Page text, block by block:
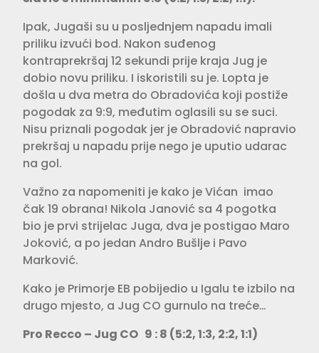
Ipak, Jugaši su u posljednjem napadu imali
priliku izvući bod. Nakon suđenog
kontraprekršaj 12 sekundi prije kraja Jug je
dobio novu priliku. I iskoristili su je. Lopta je
došla u dva metra do Obradovića koji postiže
pogodak za 9:9, međutim oglasili su se suci.
Nisu priznali pogodak jer je Obradović napravio
prekršaj u napadu prije nego je uputio udarac
na gol.
Važno za napomeniti je kako je Vićan imao
čak 19 obrana! Nikola Janović sa 4 pogotka
bio je prvi strijelac Juga, dva je postigao Maro
Joković, a po jedan Andro Bušlje i Pavo
Marković.
Kako je Primorje EB pobijedio u Igalu te izbilo na
drugo mjesto, a Jug CO gurnulo na treće…
Pro Recco – Jug CO 9 : 8 (5:2, 1:3, 2:2, 1:1)